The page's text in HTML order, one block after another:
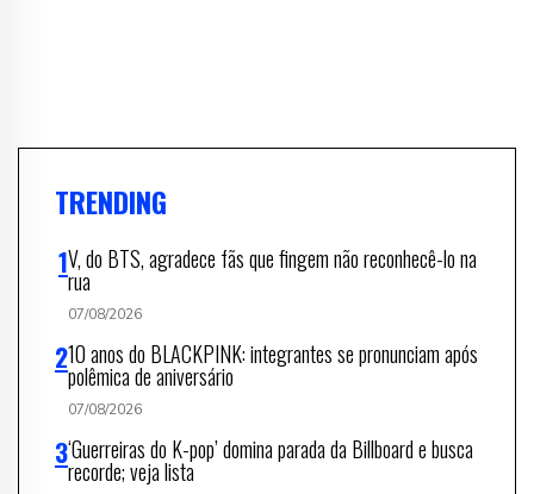
TRENDING
V, do BTS, agradece fãs que fingem não reconhecê-lo na
rua
07/08/2026
10 anos do BLACKPINK: integrantes se pronunciam após
polêmica de aniversário
07/08/2026
‘Guerreiras do K-pop’ domina parada da Billboard e busca
recorde; veja lista